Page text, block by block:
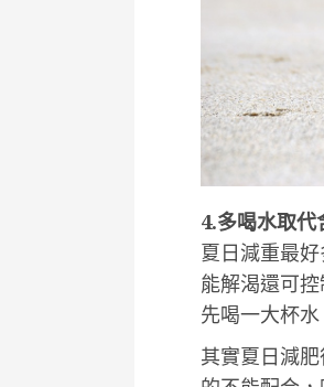
4.多喝水取代
夏日減重最
能解渴還可
先喝一大杯
其實夏日減